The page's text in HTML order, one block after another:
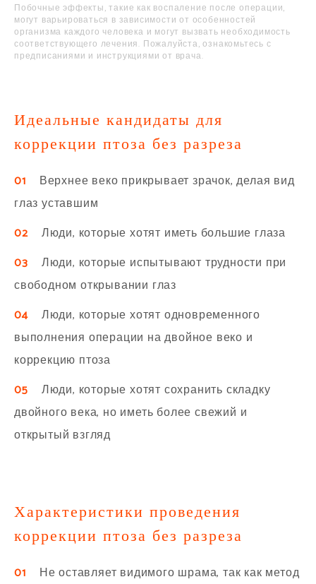
Побочные эффекты, такие как воспаление после операции,
могут варьироваться в зависимости от особенностей
организма каждого человека и могут вызвать необходимость
соответствующего лечения. Пожалуйста, ознакомьтесь с
предписаниями и инструкциями от врача.
Идеальные кандидаты для
коррекции птоза без разреза
01 Верхнее веко прикрывает зрачок, делая вид
глаз уставшим
02Люди, которые хотят иметь большие глаза
03 Люди, которые испытывают трудности при
свободном открывании глаз
04Люди, которые хотят одновременного
выполнения операции на двойное веко и
коррекцию птоза
05 Люди, которые хотят сохранить складку
двойного века, но иметь более свежий и
открытый взгляд
Характеристики проведения
коррекции птоза без разреза
01 Не оставляет видимого шрама, так как метод